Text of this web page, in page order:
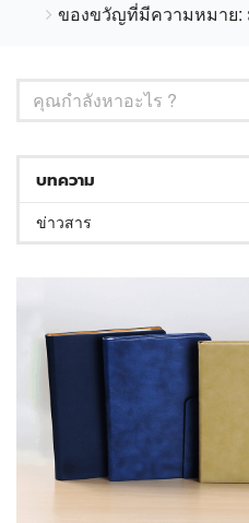
ของขวัญที่มีความหมาย:
บทความ
ข่าวสาร